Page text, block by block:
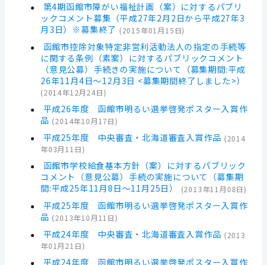
第4期函館市障がい福祉計画（案）に対するパブリ
ックコメント募集（平成27年2月2日から平成27年3
月3日）※募集終了 (2015年01月15日)
函館市控除対象特定非営利活動法人の指定の手続等
に関する条例（素案）に対するパブリックコメント
（意見公募）手続きの実施について（募集期間:平成
26年11月4日～12月3日 <募集期間終了しました>）
(2014年12月24日)
平成26年度 函館市明るい選挙啓発ポスター入賞作
品 (2014年10月17日)
平成25年度 中央審査・北海道審査入賞作品 (2014
年03月11日)
函館市学校給食基本方針（案）に対するパブリック
コメント（意見公募）手続の実施について（募集期
間:平成25年11月8日～11月25日）
(2013年11月08日)
平成25年度 函館市明るい選挙啓発ポスター入賞作
品 (2013年10月11日)
平成24年度 中央審査・北海道審査入賞作品 (2013
年01月21日)
平成24年度 函館市明るい選挙啓発ポスター入賞作